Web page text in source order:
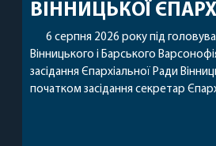
ВІННИЦЬКОЇ
6 серпня 2026 року під
Вінницького і Барського
засідання Єпархіальної Ради
початком засідання секретар